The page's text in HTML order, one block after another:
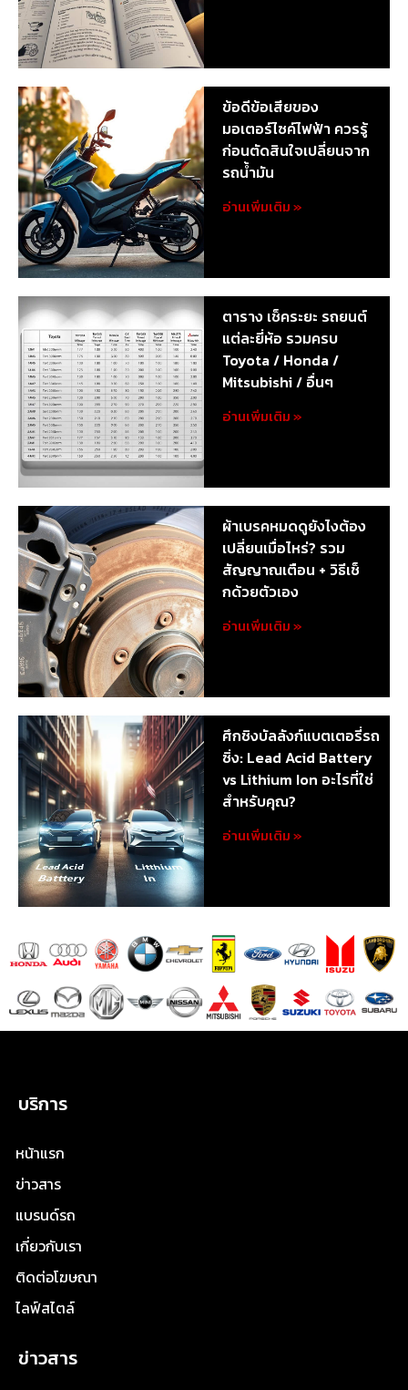
ข้อดีข้อเสียของ
มอเตอร์ไซค์ไฟฟ้า ควรรู้
ก่อนตัดสินใจเปลี่ยนจาก
รถน้ำมัน
อ่านเพิ่มเติม »
ตาราง เช็คระยะ รถยนต์
แต่ละยี่ห้อ รวมครบ
Toyota / Honda /
Mitsubishi / อื่นๆ
อ่านเพิ่มเติม »
ผ้าเบรคหมดดูยังไงต้อง
เปลี่ยนเมื่อไหร่? รวม
สัญญาณเตือน + วิธีเช็
กด้วยตัวเอง
อ่านเพิ่มเติม »
ศึกชิงบัลลังก์แบตเตอรี่รถ
ซิ่ง: Lead Acid Battery
vs Lithium Ion อะไรที่ใช่
สำหรับคุณ?
อ่านเพิ่มเติม »
บริการ
หน้าแรก
ข่าวสาร
แบรนด์รถ
เกี่ยวกับเรา
ติดต่อโฆษณา
ไลฟ์สไตล์
ข่าวสาร